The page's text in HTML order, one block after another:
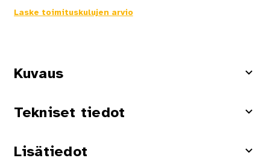
Laske toimituskulujen arvio
Kuvaus
Tekniset tiedot
Lisätiedot